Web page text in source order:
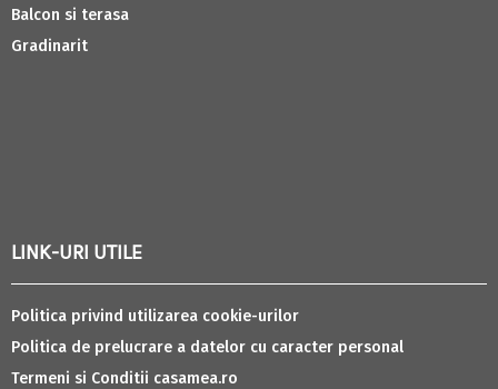
Balcon si terasa
Gradinarit
LINK-URI UTILE
Politica privind utilizarea cookie-urilor
Politica de prelucrare a datelor cu caracter personal
Termeni si Conditii casamea.ro